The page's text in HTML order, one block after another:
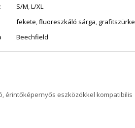
S/M,L/XL
fekete,fluoreszkáló sárga, grafitszürke
Beechfield
érintőképernyős eszközökkel kompatibilis